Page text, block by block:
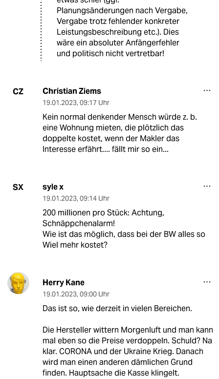
Planungsänderungen nach Vergabe,
Vergabe trotz fehlender konkreter
Leistungsbeschreibung etc.). Dies
wäre ein absoluter Anfängerfehler
und politisch nicht vertretbar!
CZ Christian Ziems
19.01.2023, 09:17 Uhr
Kein normal denkender Mensch würde z. b.
eine Wohnung mieten, die plötzlich das
doppelte kostet, wenn der Makler das
Interesse erfährt.... fällt mir so ein...
SX syle x
19.01.2023, 09:14 Uhr
200 millionen pro Stück: Achtung,
Schnäppchenalarm!
Wie ist das möglich, dass bei der BW alles so
Wiel mehr kostet?
Herry Kane
19.01.2023, 09:00 Uhr
Das ist so, wie derzeit in vielen Bereichen.
Die Hersteller wittern Morgenluft und man kann
mal eben so die Preise verdoppeln. Schuld? Na
klar. CORONA und der Ukraine Krieg. Danach
wird man einen anderen dämlichen Grund
finden. Hauptsache die Kasse klingelt.